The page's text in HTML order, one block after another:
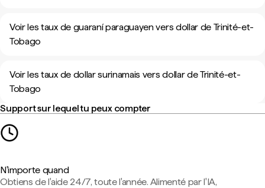
Voir les taux de guaraní paraguayen vers dollar de Trinité-et-
Tobago
Voir les taux de dollar surinamais vers dollar de Trinité-et-
Tobago
Support sur lequel tu peux compter
N'importe quand
Obtiens de l'aide 24/7, toute l'année. Alimenté par l'IA,